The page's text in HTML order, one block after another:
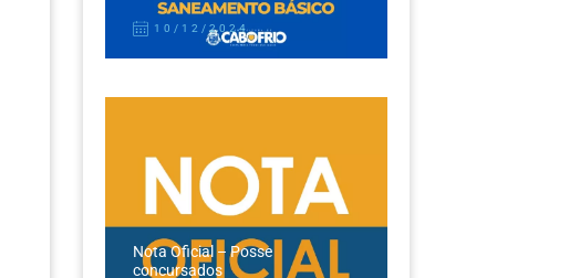
10/12/2024
Nota Oficial – Posse
concursados